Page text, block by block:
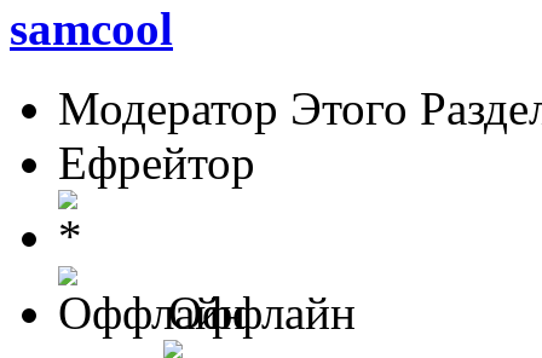
samcool
Модератор Этого
Ефрейтор
Оффлайн